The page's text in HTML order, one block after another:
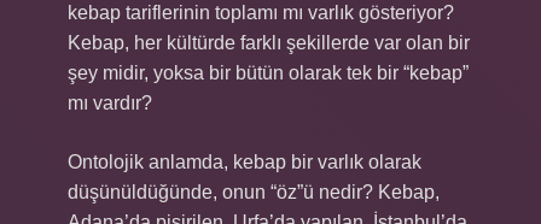
kebap tariflerinin toplamı mı varlık gösteriyor?
Kebap, her kültürde farklı şekillerde var olan bir
şey midir, yoksa bir bütün olarak tek bir “kebap”
mı vardır?
Ontolojik anlamda, kebap bir varlık olarak
düşünüldüğünde, onun “öz”ü nedir? Kebap,